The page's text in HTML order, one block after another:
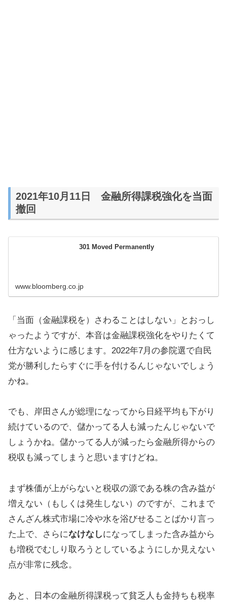
2021年10月11日 金融所得課税強化を当面
撤回
301 Moved Permanently
www.bloomberg.co.jp
「当面（金融課税を）さわることはしない」とおっし
ゃったようですが、本音は金融課税強化をやりたくて
仕方ないように感じます。2022年7月の参院選で自民
党が勝利したらすぐに手を付けるんじゃないでしょう
かね。
でも、岸田さんが総理になってから日経平均も下がり
続けているので、儲かってる人も減ったんじゃないで
しょうかね。儲かってる人が減ったら金融所得からの
税収も減ってしまうと思いますけどね。
まず株価が上がらないと税収の源である株の含み益が
増えない（もしくは発生しない）のですが、これまで
さんざん株式市場に冷や水を浴びせることばかり言っ
た上で、さらになけなしになってしまった含み益から
も増税でむしり取ろうとしているようにしか見えない
点が非常に残念。
あと、日本の金融所得課税って貧乏人も金持ちも税率